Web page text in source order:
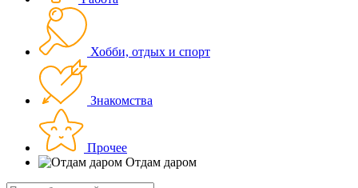
Хобби, отдых и спорт
Знакомства
Прочее
Отдам даром